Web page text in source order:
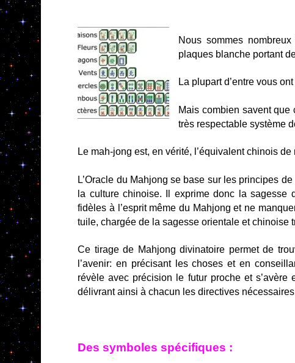
Nous sommes
plaques blanche portant
La plupart d’entre vous
Mais combien savent que
très respectable système
Le mah-jong est, en vérité, l’équivalent chinois de
L’Oracle du Mahjong se base sur les principes
la culture chinoise. Il exprime donc la
fidèles à l’esprit même du Mahjong et ne
tuile, chargée de la sagesse orientale et chinoi­se
Ce tirage de Mahjong divinatoire permet de
l’avenir: en préci­sant les choses et en
révèle avec précision le futur proche et
délivrant ainsi à chacun les directives
Des symboles spécifiques :